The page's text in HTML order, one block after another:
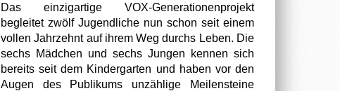
Das einzigartige VOX-Generationenprojekt
begleitet zwölf Jugendliche nun schon seit einem
vollen Jahrzehnt auf ihrem Weg durchs Leben. Die
sechs Mädchen und sechs Jungen kennen sich
bereits seit dem Kindergarten und haben vor den
Augen des Publikums unzählige Meilensteine